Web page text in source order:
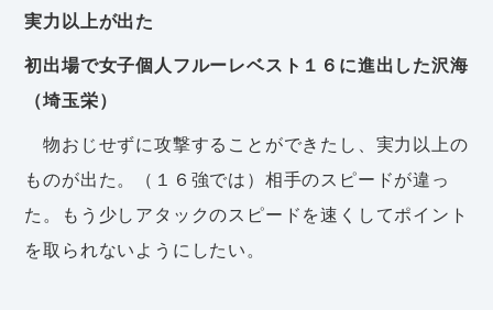
実力以上が出た
初出場で女子個人フルーレベスト１６に進出した沢海
（埼玉栄）
物おじせずに攻撃することができたし、実力以上の
ものが出た。（１６強では）相手のスピードが違っ
た。もう少しアタックのスピードを速くしてポイント
を取られないようにしたい。